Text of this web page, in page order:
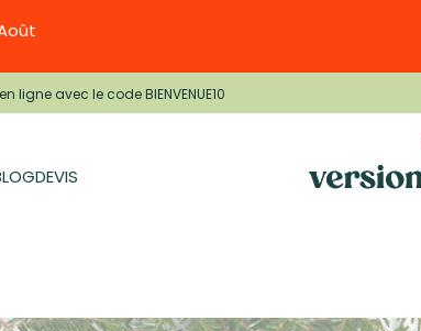
ligne avec le code BIENVENUE10
DEVIS